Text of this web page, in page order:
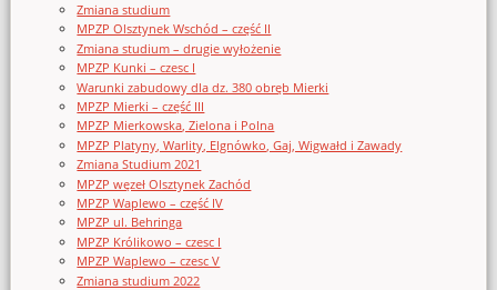
Zmiana studium
MPZP Olsztynek Wschód – część II
Zmiana studium – drugie wyłożenie
MPZP Kunki – czesc I
Warunki zabudowy dla dz. 380 obręb Mierki
MPZP Mierki – część III
MPZP Mierkowska, Zielona i Polna
MPZP Platyny, Warlity, Elgnówko, Gaj, Wigwałd i Zawady
Zmiana Studium 2021
MPZP węzeł Olsztynek Zachód
MPZP Waplewo – część IV
MPZP ul. Behringa
MPZP Królikowo – czesc I
MPZP Waplewo – czesc V
Zmiana studium 2022